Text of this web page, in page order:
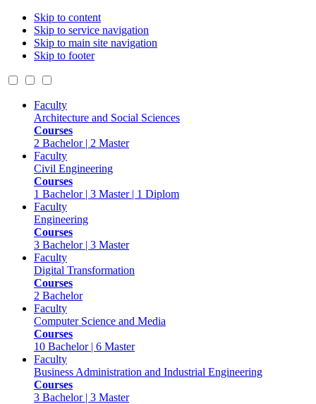
Skip to content
Skip to service navigation
Skip to main site navigation
Skip to footer
Faculty
Architecture and Social Sciences
Courses
2 Bachelor | 2 Master
Faculty
Civil Engineering
Courses
1 Bachelor | 3 Master | 1 Diplom
Faculty
Engineering
Courses
3 Bachelor | 3 Master
Faculty
Digital Transformation
Courses
2 Bachelor
Faculty
Computer Science and Media
Courses
10 Bachelor | 6 Master
Faculty
Business Administration and Industrial Engineering
Courses
3 Bachelor | 3 Master